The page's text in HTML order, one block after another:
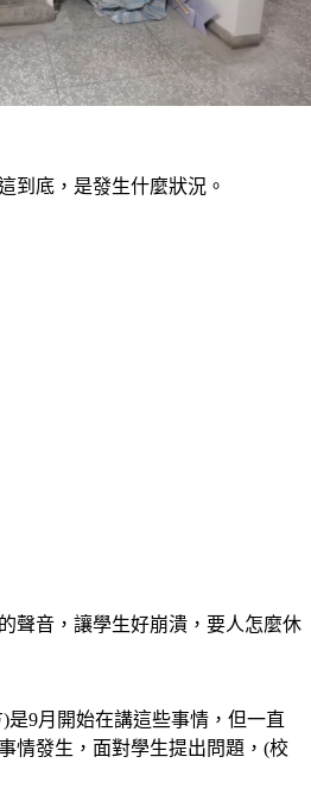
聲音，讓學生好崩潰，要人怎麼休
是9月開始在講這些事情，但一直
情發生，面對學生提出問題，(校